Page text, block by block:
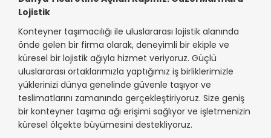
Lojistik
Konteyner taşımacılığı ile uluslararası lojistik alanında
önde gelen bir firma olarak, deneyimli bir ekiple ve
küresel bir lojistik ağıyla hizmet veriyoruz. Güçlü
uluslararası ortaklarımızla yaptığımız iş birliklerimizle
yüklerinizi dünya genelinde güvenle taşıyor ve
teslimatlarını zamanında gerçekleştiriyoruz. Size geniş
bir konteyner taşıma ağı erişimi sağlıyor ve işletmenizin
küresel ölçekte büyümesini destekliyoruz.